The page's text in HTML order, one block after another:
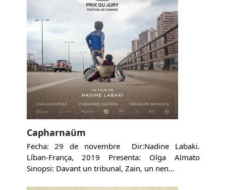
Capharnaüm
Fecha: 29 de novembre Dir:Nadine Labaki.
Líban-França, 2019 Presenta: Olga Almato
Sinopsi: Davant un tribunal, Zain, un nen…